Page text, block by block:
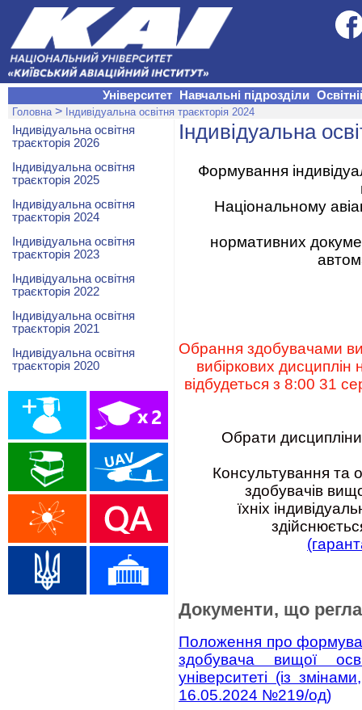
Університет Навчальні підрозділи
Головна > Індивідуальна освітня траєкторія 2024
Індивідуальна
Формування
Національному
нормативних
Обрання здобувачами
вибіркових
відбудеться з 8:00 31
Обрати
Консультування та
здобувачів
їхніх
Документи, що
Положення про
здобувача вищої
університеті (із
16.05.2024 №219/од)
Індивідуальна освітня
траєкторія 2026
Індивідуальна освітня
траєкторія 2025
Індивідуальна освітня
траєкторія 2024
Індивідуальна освітня
траєкторія 2023
Індивідуальна освітня
траєкторія 2022
Індивідуальна освітня
траєкторія 2021
Індивідуальна освітня
траєкторія 2020